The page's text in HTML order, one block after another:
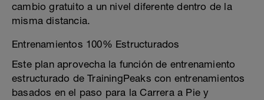
cambio gratuito a un nivel diferente dentro de la
misma distancia.
Entrenamientos 100% Estructurados
Este plan aprovecha la función de entrenamiento
estructurado de TrainingPeaks con entrenamientos
basados ​​en el paso para la Carrera a Pie y